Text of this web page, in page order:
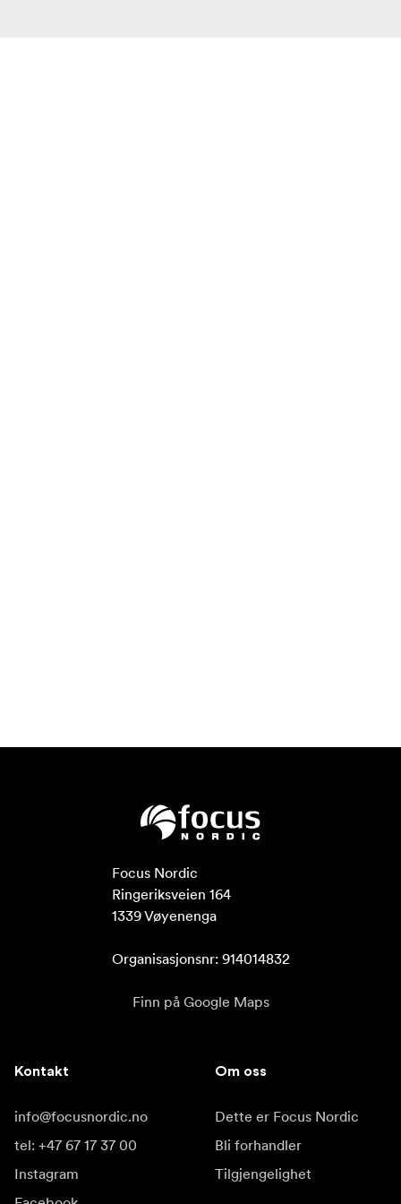
Focus Nordic
Ringeriksveien 164
1339 Vøyenenga
Organisasjonsnr: 914014832
Finn på Google Maps
Kontakt
info@focusnordic.no
tel: +47 67 17 37 00
Instagram
Om oss
Dette er Focus Nordic
Bli forhandler
Tilgjengelighet